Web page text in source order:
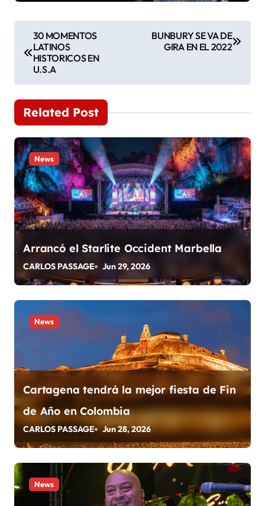
a
v
e
g
a
c
i
ó
n
d
e
e
n
t
r
a
d
a
s
30 MOMENTOS
LATINOS
HISTORICOS EN
U.S.A
BUNBURY SE VA DE
GIRA EN EL 2022
Related Post
News
Arrancó el Starlite Occident Marbella
CARLOS PASSAGE Jun 29, 2026
News
Cartagena tendrá la mejor fiesta de Fin
de Año en Colombia
CARLOS PASSAGE Jun 28, 2026
News